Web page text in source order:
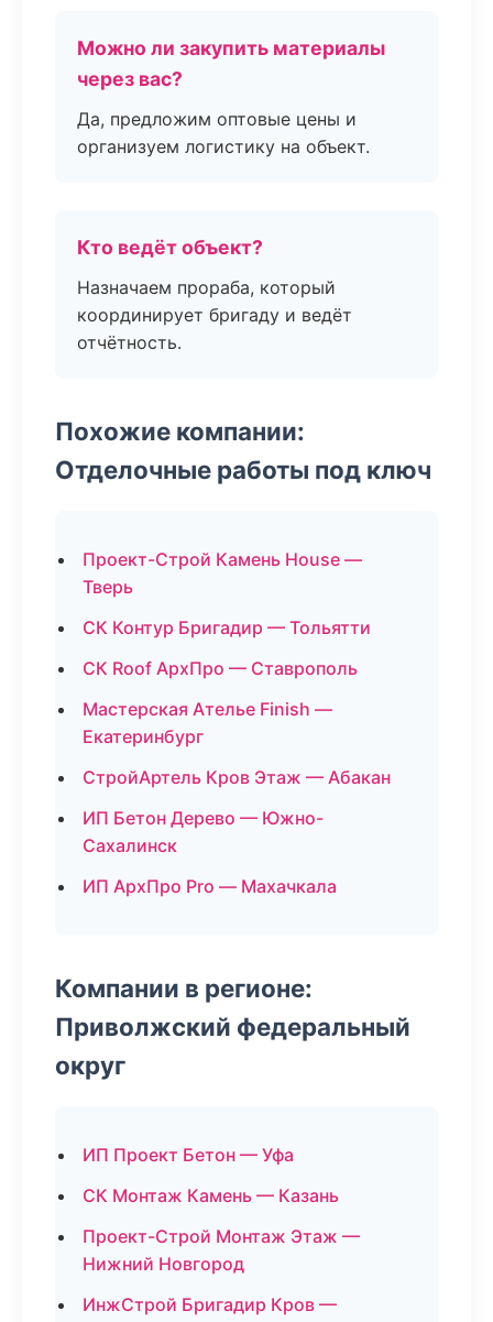
Можно ли закупить материалы
через вас?
Да, предложим оптовые цены и
организуем логистику на объект.
Кто ведёт объект?
Назначаем прораба, который
координирует бригаду и ведёт
отчётность.
Похожие компании:
Отделочные работы под ключ
Проект-Строй Камень House —
Тверь
СК Контур Бригадир — Тольятти
СК Roof АрхПро — Ставрополь
Мастерская Ателье Finish —
Екатеринбург
СтройАртель Кров Этаж — Абакан
ИП Бетон Дерево — Южно-
Сахалинск
ИП АрхПро Pro — Махачкала
Компании в регионе:
Приволжский федеральный
округ
ИП Проект Бетон — Уфа
СК Монтаж Камень — Казань
Проект-Строй Монтаж Этаж —
Нижний Новгород
ИнжСтрой Бригадир Кров —